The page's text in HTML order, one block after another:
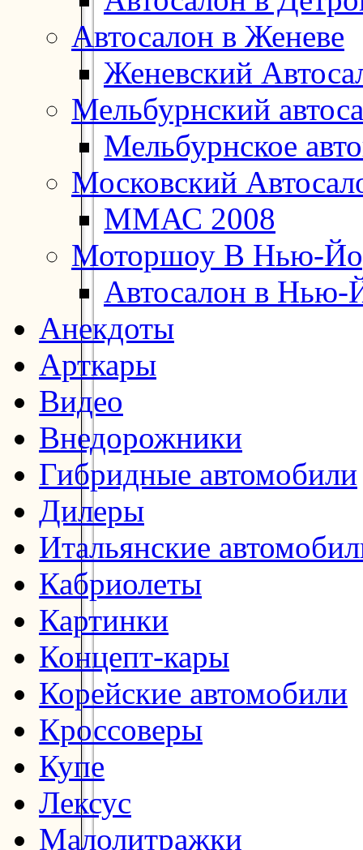
Автосалон в Женеве
Женевский
Мельбурнский
Мельбурнское
Московский
ММАС 2008
Моторшоу В Нью-
Автосалон в Нью-
Анекдоты
Арткары
Видео
Внедорожники
Гибридные автомобили
Дилеры
Итальянские
Кабриолеты
Картинки
Концепт-кары
Корейские автомобили
Кроссоверы
Купе
Лексус
Малолитражки